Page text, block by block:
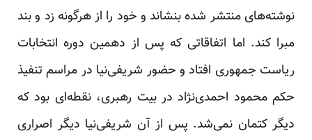
نوشته‌های منتشر شده بنشاند و خود را از هرگونه زد و بند
مبرا کند. اما اتفاقاتی که پس از دهمین دوره انتخابات
ریاست جمهوری افتاد و حضور شریفی‌نیا در مراسم تنفیذ
حکم محمود احمدی‌نژاد در بیت رهبری، نقطه‌ای بود که
دیگر کتمان نمی‌شد. پس از آن شریفی‌نیا دیگر اصراری